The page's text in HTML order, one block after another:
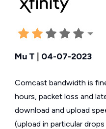
Mu T 04-07-2023
Comcast bandwidth is
hours, packet loss and
download and upload
(upload in particular